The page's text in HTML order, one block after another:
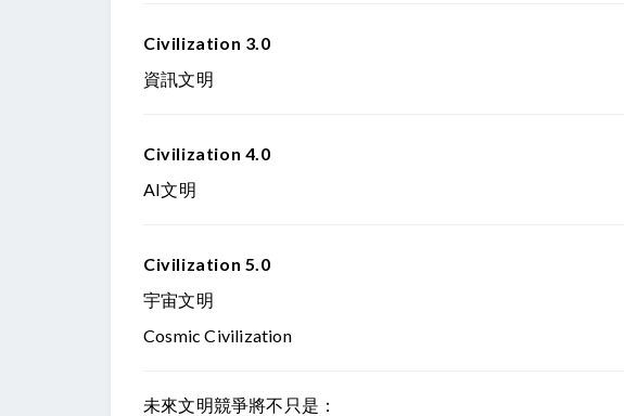
Civilization 3.0
資訊文明
Civilization 4.0
AI文明
Civilization 5.0
宇宙文明
Cosmic Civilization
未來文明競爭將不只是：